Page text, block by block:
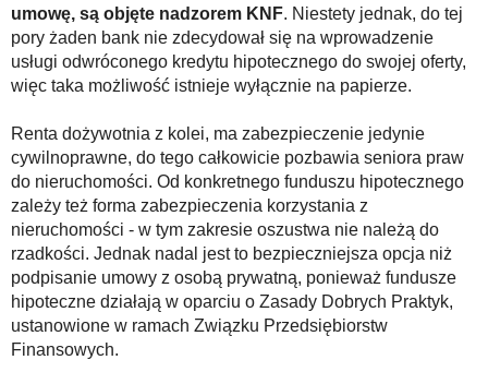
umowę, są objęte nadzorem KNF. Niestety jednak, do tej
pory żaden bank nie zdecydował się na wprowadzenie
usługi odwróconego kredytu hipotecznego do swojej oferty,
więc taka możliwość istnieje wyłącznie na papierze.
Renta dożywotnia z kolei, ma zabezpieczenie jedynie
cywilnoprawne, do tego całkowicie pozbawia seniora praw
do nieruchomości. Od konkretnego funduszu hipotecznego
zależy też forma zabezpieczenia korzystania z
nieruchomości - w tym zakresie oszustwa nie należą do
rzadkości. Jednak nadal jest to bezpieczniejsza opcja niż
podpisanie umowy z osobą prywatną, ponieważ fundusze
hipoteczne działają w oparciu o Zasady Dobrych Praktyk,
ustanowione w ramach Związku Przedsiębiorstw
Finansowych.